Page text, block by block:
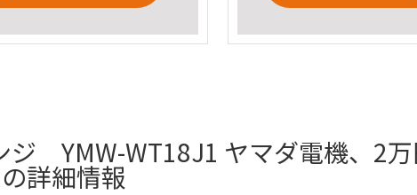
ジ YMW-WT18J1 ヤマダ電機、2
詳細情報